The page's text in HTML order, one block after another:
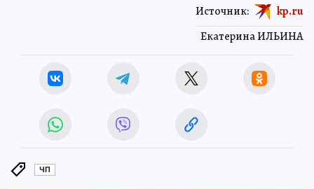
Екатерина ИЛЬИНА
Источник: kp.ru
ЧП